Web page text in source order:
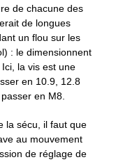
de chacune des
de longues
un flou sur les
: le dimensionnent
la vis est une
en 10.9, 12.8
en M8.
la sécu, il faut que
au mouvement
de réglage de